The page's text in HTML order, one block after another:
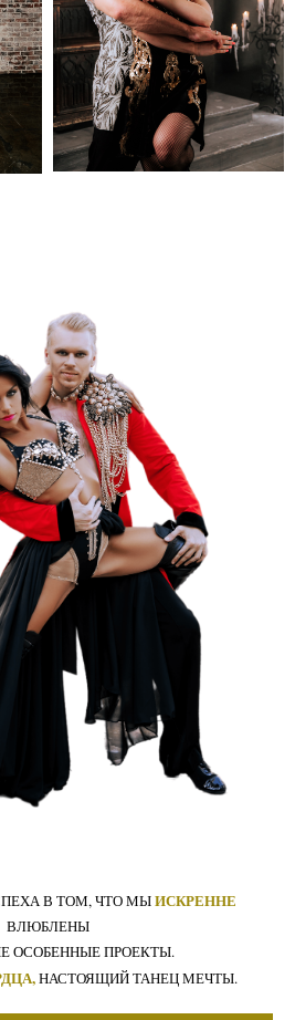
В ТОМ, ЧТО МЫИСКРЕННЕ
ВЛЮБЛЕНЫ
ОСОБЕННЫЕ ПРОЕКТЫ.
НАСТОЯЩИЙ ТАНЕЦ МЕЧТЫ.